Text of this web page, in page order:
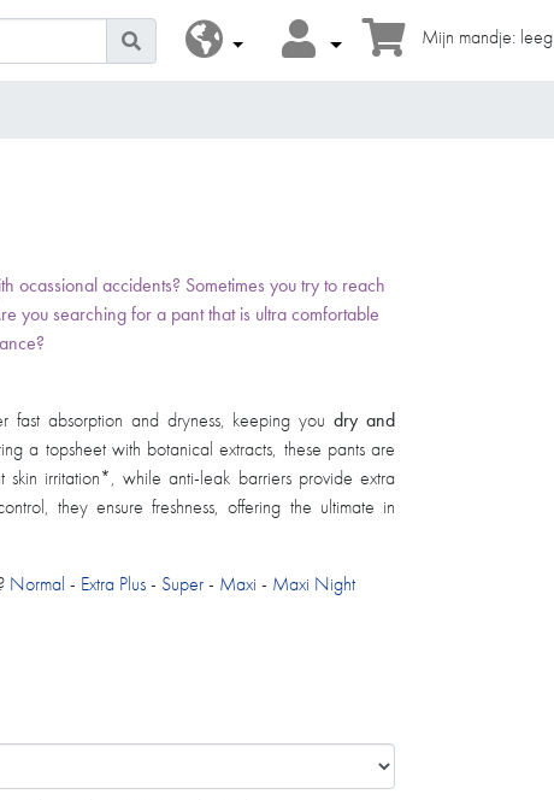
Mijn mandje: leeg
ocassional accidents? Sometimes you try to reach
you searching for a pant that is ultra comfortable
fast absorption and dryness, keeping youdry and
a topsheet with botanical extracts, these pants are
irritation*, while anti-leak barriers provide extra
they ensure freshness, offering the ultimate in
Normal - Extra Plus- Super- Maxi - Maxi Night